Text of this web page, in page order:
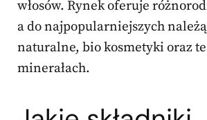
włosów. Rynek oferuje
a do najpopularniejszych
naturalne, bio kosmetyki oraz
minerałach.